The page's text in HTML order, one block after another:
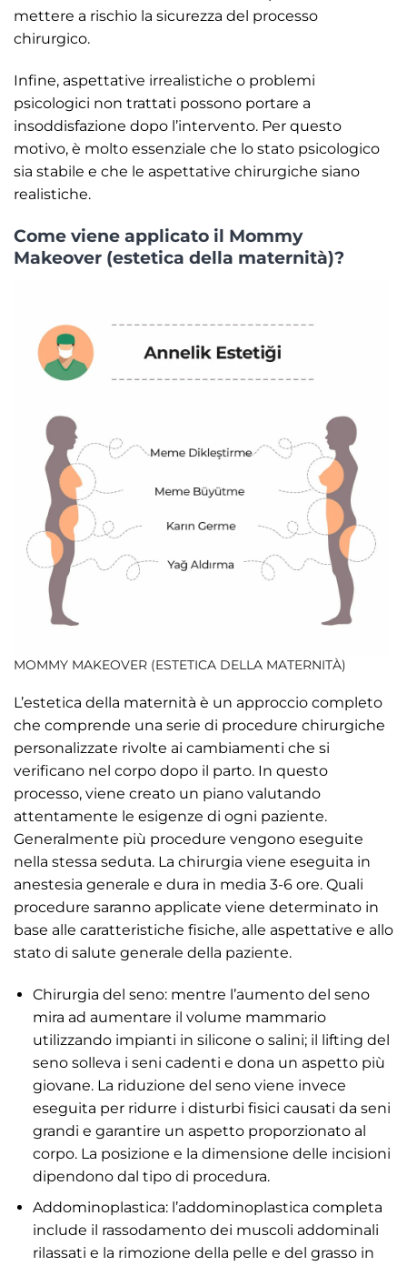
mettere a rischio la sicurezza del processo
chirurgico.
Infine, aspettative irrealistiche o problemi
psicologici non trattati possono portare a
insoddisfazione dopo l’intervento. Per questo
motivo, è molto essenziale che lo stato psicologico
sia stabile e che le aspettative chirurgiche siano
realistiche.
Come viene applicato il Mommy
Makeover (estetica della maternità)?
MOMMY MAKEOVER (ESTETICA DELLA MATERNITÀ)
L’estetica della maternità è un approccio completo
che comprende una serie di procedure chirurgiche
personalizzate rivolte ai cambiamenti che si
verificano nel corpo dopo il parto. In questo
processo, viene creato un piano valutando
attentamente le esigenze di ogni paziente.
Generalmente più procedure vengono eseguite
nella stessa seduta. La chirurgia viene eseguita in
anestesia generale e dura in media 3-6 ore. Quali
procedure saranno applicate viene determinato in
base alle caratteristiche fisiche, alle aspettative e allo
stato di salute generale della paziente.
Chirurgia del seno: mentre l’aumento del seno
mira ad aumentare il volume mammario
utilizzando impianti in silicone o salini; il lifting del
seno solleva i seni cadenti e dona un aspetto più
giovane. La riduzione del seno viene invece
eseguita per ridurre i disturbi fisici causati da seni
grandi e garantire un aspetto proporzionato al
corpo. La posizione e la dimensione delle incisioni
dipendono dal tipo di procedura.
Addominoplastica: l’addominoplastica completa
include il rassodamento dei muscoli addominali
rilassati e la rimozione della pelle e del grasso in